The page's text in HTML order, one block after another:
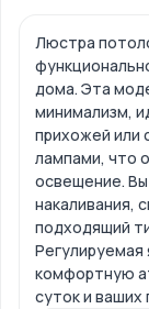
Люстра
дома. Эта
минимализм,
прихожей или
лампами, что
освещение.
накаливания,
подходящий
Регулируемая
комфортную
суток и